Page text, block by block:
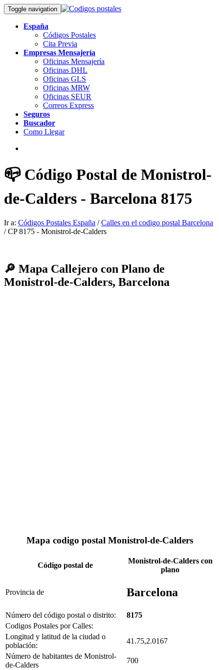
Toggle navigation
España
Códigos Postales
Cita Previa
Empresas Mensajería
Oficinas Mensajería
Oficinas DHL
Oficinas GLS
Oficinas MRW
Oficinas SEUR
Correos Express
Seguros
Buscador
Como Llegar
📪 Código Postal de Monistrol-
de-Calders - Barcelona 8175
Ir a: Códigos Postales España /Calles en el codigo postal Barcelona
/ CP 8175 - Monistrol-de-Calders
🔎 Mapa Callejero con Plano de
Monistrol-de-Calders, Barcelona
Mapa codigo postal Monistrol-de-Calders
Código postal de
Monistrol-de-Calders con
plano
Provincia de Barcelona
Número del código postal o distrito:
8175
Codigos Postales por Calles:
Longitud y latitud de la ciudad o
población:
41.75,2.0167
Número de habitantes de Monistrol-
de-Calders
700